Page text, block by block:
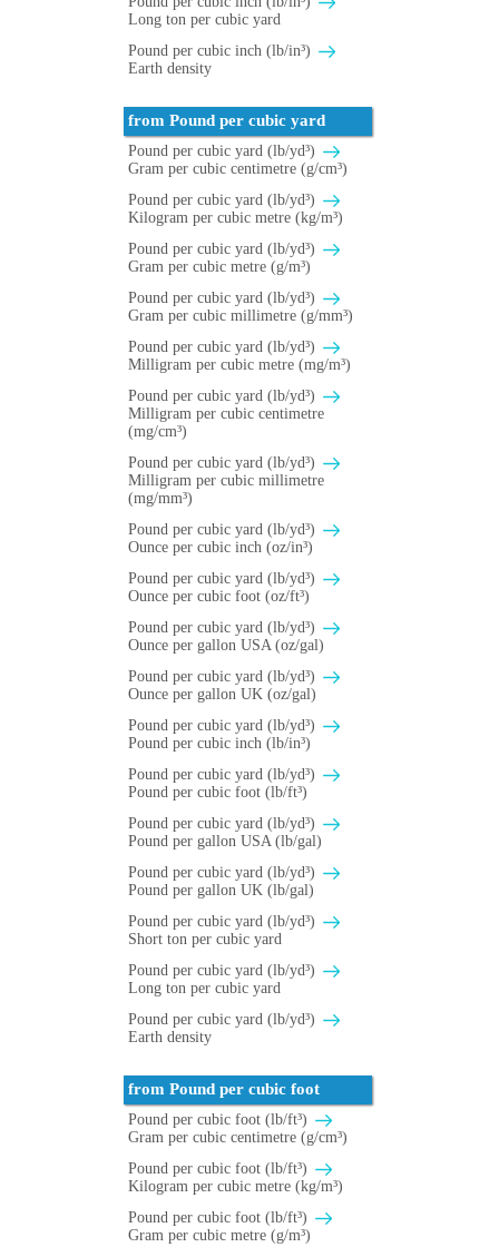
Long ton per cubic yard
Pound per cubic inch (lb/in³)
Earth density
from Pound per cubic yard
Pound per cubic yard (lb/yd³)
Gram per cubic centimetre (g/cm³)
Pound per cubic yard (lb/yd³)
Kilogram per cubic metre (kg/m³)
Pound per cubic yard (lb/yd³)
Gram per cubic metre (g/m³)
Pound per cubic yard (lb/yd³)
Gram per cubic millimetre (g/mm³)
Pound per cubic yard (lb/yd³)
Milligram per cubic metre (mg/m³)
Pound per cubic yard (lb/yd³)
Milligram per cubic centimetre
(mg/cm³)
Pound per cubic yard (lb/yd³)
Milligram per cubic millimetre
(mg/mm³)
Pound per cubic yard (lb/yd³)
Ounce per cubic inch (oz/in³)
Pound per cubic yard (lb/yd³)
Ounce per cubic foot (oz/ft³)
Pound per cubic yard (lb/yd³)
Ounce per gallon USA (oz/gal)
Pound per cubic yard (lb/yd³)
Ounce per gallon UK (oz/gal)
Pound per cubic yard (lb/yd³)
Pound per cubic inch (lb/in³)
Pound per cubic yard (lb/yd³)
Pound per cubic foot (lb/ft³)
Pound per cubic yard (lb/yd³)
Pound per gallon USA (lb/gal)
Pound per cubic yard (lb/yd³)
Pound per gallon UK (lb/gal)
Pound per cubic yard (lb/yd³)
Short ton per cubic yard
Pound per cubic yard (lb/yd³)
Long ton per cubic yard
Pound per cubic yard (lb/yd³)
Earth density
from Pound per cubic foot
Pound per cubic foot (lb/ft³)
Gram per cubic centimetre (g/cm³)
Pound per cubic foot (lb/ft³)
Kilogram per cubic metre (kg/m³)
Pound per cubic foot (lb/ft³)
Gram per cubic metre (g/m³)